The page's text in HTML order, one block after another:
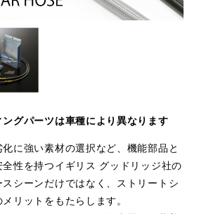
グパーツは車種により異なります
に強い素材の選択など、機能部品と
全性を持つイギリス グッドリッジ社の
シーンだけではなく、ストリートシ
リットをもたらします。